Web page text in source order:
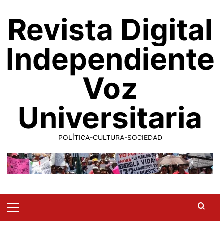
contenido
Revista Digital
Independiente
Voz
Universitaria
POLÍTICA-CULTURA-SOCIEDAD
Menu